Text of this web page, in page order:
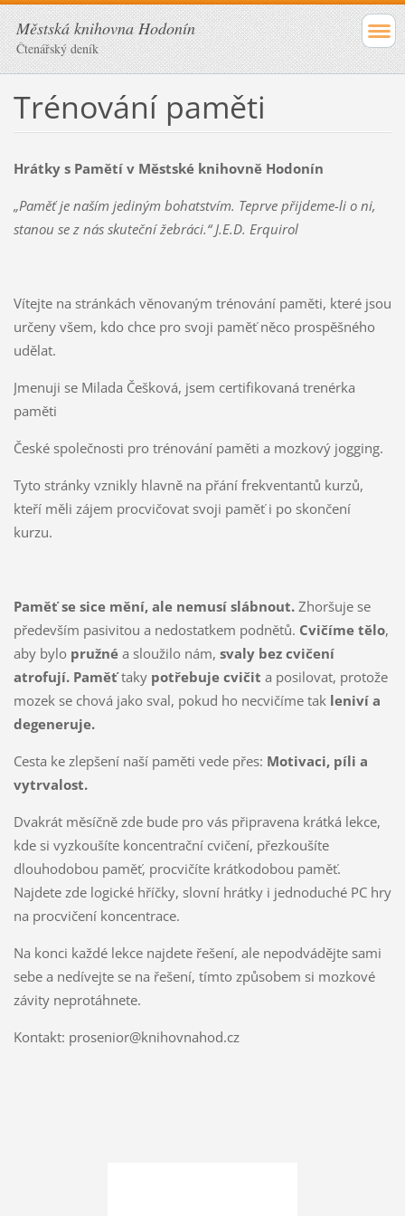
Městská knihovna Hodonín
Čtenářský deník
Trénování paměti
Hrátky s Pamětí v Městské knihovně Hodonín
„Paměť je naším jediným bohatstvím. Teprve přijdeme-li o ni,
stanou se z nás skuteční žebráci.“J.E.D. Erquirol
Vítejte na stránkách věnovaným trénování paměti, které jsou
určeny všem, kdo chce pro svoji paměť něco prospěšného
udělat.
Jmenuji se Milada Češková, jsem certifikovaná trenérka
paměti
České společnosti pro trénování paměti a mozkový jogging.
Tyto stránky vznikly hlavně na přání frekventantů kurzů,
kteří měli zájem procvičovat svoji paměť i po skončení
kurzu.
Paměť se sice mění, ale nemusí slábnout.Zhoršuje se
především pasivitou a nedostatkem podnětů. Cvičíme tělo,
aby bylo pružnéa sloužilo nám, svaly bez cvičení
atrofují. Paměťtaky potřebuje cvičit a posilovat, protože
mozek se chová jako sval, pokud ho necvičíme tak leniví a
degeneruje.
Cesta ke zlepšení naší paměti vede přes: Motivaci, píli a
vytrvalost.
Dvakrát měsíčně zde bude pro vás připravena krátká lekce,
kde si vyzkoušíte koncentrační cvičení, přezkoušíte
dlouhodobou paměť, procvičíte krátkodobou paměť.
Najdete zde logické hříčky, slovní hrátky i jednoduché PC hry
na procvičení koncentrace.
Na konci každé lekce najdete řešení, ale nepodvádějte sami
sebe a nedívejte se na řešení, tímto způsobem si mozkové
závity neprotáhnete.
Kontakt: prosenior@knihovnahod.cz